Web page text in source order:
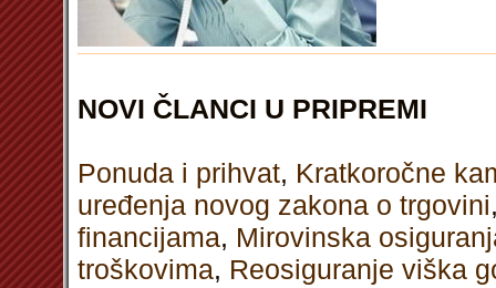
NOVI ČLANCI U PRIPREMI
Ponuda i prihvat, Kratkoročne
uređenja novog zakona o trgovini
financijama, Mirovinska
troškovima, Reosiguranje viška